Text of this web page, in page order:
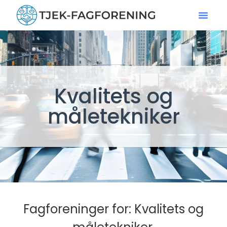
Kvalitets og
måletekniker
Fagforeninger for: Kvalitets og